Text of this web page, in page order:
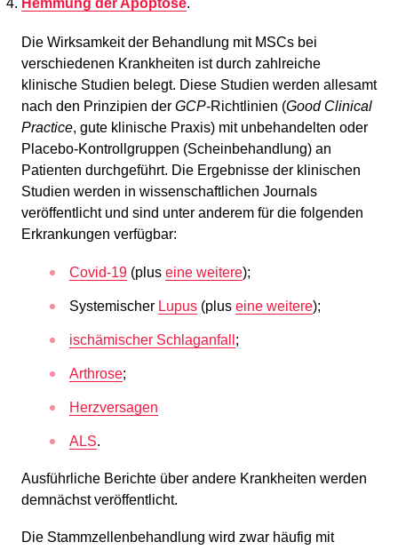
Hemmung der Apoptose.
Die Wirksamkeit der Behandlung mit MSCs bei
verschiedenen Krankheiten ist durch zahlreiche
klinische Studien belegt. Diese Studien werden allesamt
nach den Prinzipien der GCP-Richtlinien (Good Clinical
Practice, gute klinische Praxis) mit unbehandelten oder
Placebo-Kontrollgruppen (Scheinbehandlung) an
Patienten durchgeführt. Die Ergebnisse der klinischen
Studien werden in wissenschaftlichen Journals
veröffentlicht und sind unter anderem für die folgenden
Erkrankungen verfügbar:
Covid-19 (plus eine weitere);
Systemischer Lupus (plus eine weitere);
ischämischer Schlaganfall ;
Arthrose;
Herzversagen
ALS.
Ausführliche Berichte über andere Krankheiten werden
demnächst veröffentlicht.
Die Stammzellenbehandlung wird zwar häufig mit